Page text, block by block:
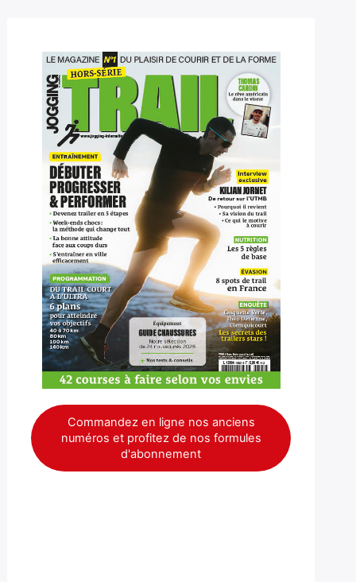
Commandez en ligne nos anciens
numéros et profitez de nos formules
d'abonnement